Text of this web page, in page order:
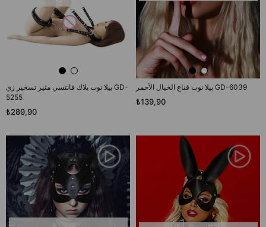
بيلا نوت بلاك فانتسي مثير تسخير زي GD-
5255
₺289,90
بيلا نوت قناع الخيال الأحمر GD-6039
₺139,90